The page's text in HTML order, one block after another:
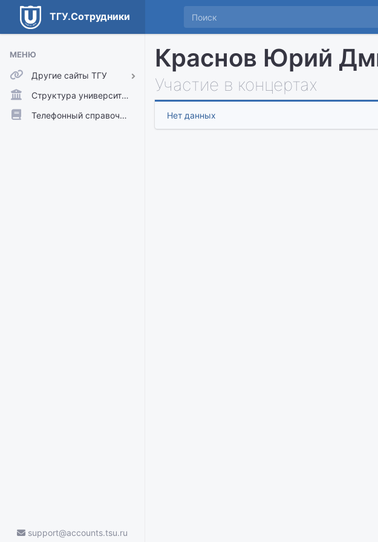
ТГУ.Сотрудники
МЕНЮ
Другие сайты ТГУ
ТГУ.Аккаунты
ТГУ.Расписание
Структура университета
Телефонный справочник
support@accounts.tsu.ru
Краснов Юрий
Участие в концертах
Нет данных